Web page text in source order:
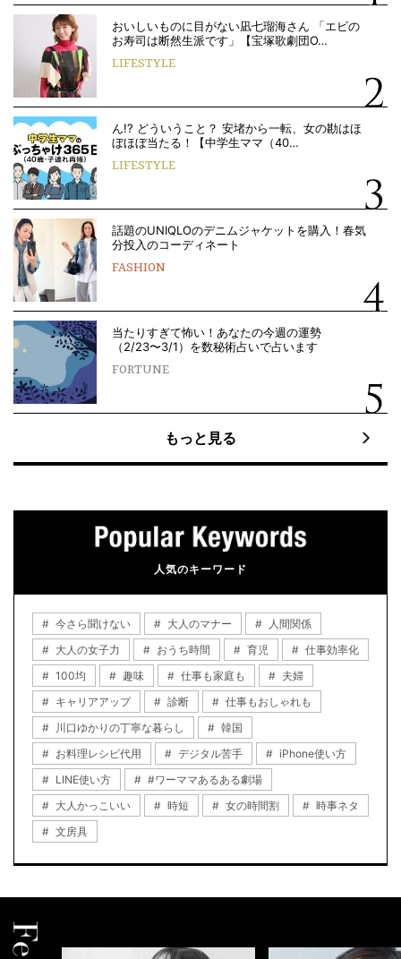
おいしいものに目がない凪七瑠海さん 「エビの
お寿司は断然生派です」【宝塚歌劇団O…
LIFESTYLE
ん!? どういうこと？ 安堵から一転、女の勘はほ
ぼほぼ当たる！【中学生ママ（40…
LIFESTYLE
話題のUNIQLOのデニムジャケットを購入！春気
分投入のコーディネート
FASHION
当たりすぎて怖い！あなたの今週の運勢
（2/23〜3/1）を数秘術占いで占います
FORTUNE
もっと見る
人気のキーワード
今さら聞けない 大人のマナー
人間関係
大人の女子力
おうち時間 育児
仕事効率化
100均
趣味 仕事も家庭も
夫婦
キャリアアップ
診断
仕事もおしゃれも
川口ゆかりの丁寧な暮らし
韓国
お料理レシピ代用
デジタル苦手
iPhone使い方
LINE使い方
#ワーママあるある劇場
大人かっこいい
時短 女の時間割
時事ネタ
文房具